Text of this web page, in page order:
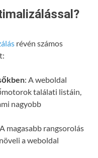
révén számos
: A weboldal
találati listáin,
nagyobb
magasabb rangsorolás
a weboldal